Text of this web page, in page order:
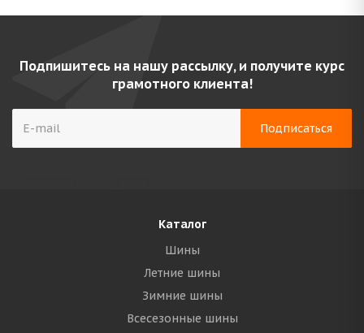
Подпишитесь на нашу рассылку, и получите курс
грамотного клиента!
Каталог
Шины
Летние шины
Зимние шины
Всесезонные шины